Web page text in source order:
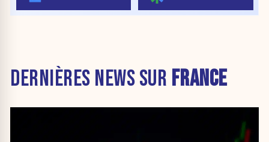
DERNIÈRES NEWS SUR FRANCE